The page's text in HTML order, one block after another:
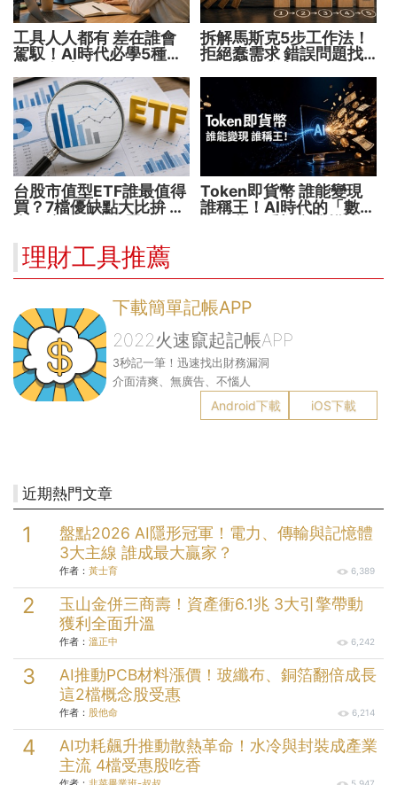
工具人人都有 差在誰會
駕馭！AI時代必學5種能
拆解馬斯克5步工作法！
拒絕蠢需求 錯誤問題找
台股市值型ETF誰最值得
買？7檔優缺點大比拚 找
Token即貨幣 誰能變現
誰稱王！AI時代的「數位
理財工具推薦
下載簡單記帳APP
2022火速竄起記帳APP
3秒記一筆！迅速找出財務漏洞
介面清爽、無廣告、不惱人
Android下載 iOS下載
近期熱門文章
盤點2026 AI隱形冠軍！電力、傳輸與記憶體
3大主線 誰成最大贏家？
作者： 黃士育 6,389
玉山金併三商壽！資產衝6.1兆 3大引擎帶動
獲利全面升溫
作者： 溫正中 6,242
AI推動PCB材料漲價！玻纖布、銅箔翻倍成長
這2檔概念股受惠
作者： 股他命 6,214
AI功耗飆升推動散熱革命！水冷與封裝成產業
主流 4檔受惠股吃香